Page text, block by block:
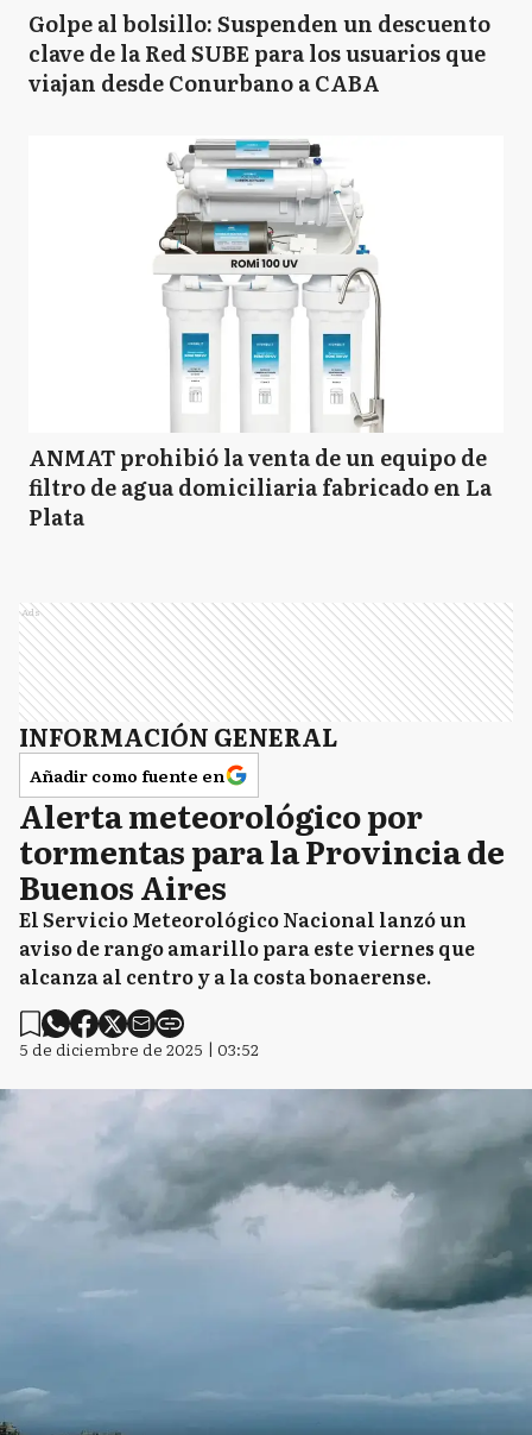
Golpe al bolsillo: Suspenden un descuento
clave de la Red SUBE para los usuarios que
viajan desde Conurbano a CABA
ANMAT prohibió la venta de un equipo de
filtro de agua domiciliaria fabricado en La
Plata
Ads
INFORMACIÓN GENERAL
Añadir como fuente en
Alerta meteorológico por
tormentas para la Provincia de
Buenos Aires
El Servicio Meteorológico Nacional lanzó un
aviso de rango amarillo para este viernes que
alcanza al centro y a la costa bonaerense.
5 de diciembre de 2025 | 03:52